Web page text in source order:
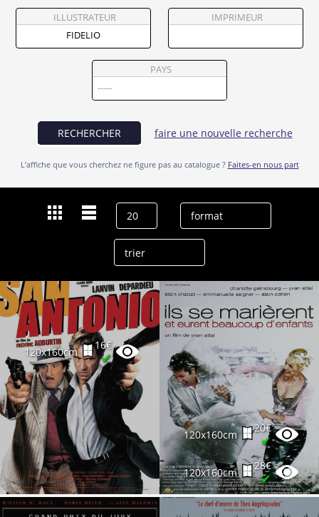
Vendre
ILLUSTRATEUR IMPRIMEUR
PAYS
RECHERCHER faire une nouvelle recherche
L’affiche que vous cherchez ne figure pas au catalogue ? Faites-en nous part
120x160cm
16€
✔
120x160cm
20€
✔
120x160cm
28€
✔
40x60cm
14€